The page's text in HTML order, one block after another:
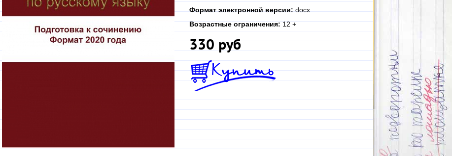
Формат электронной версии: docx
Возрастные ограничения: 12 +
330 руб